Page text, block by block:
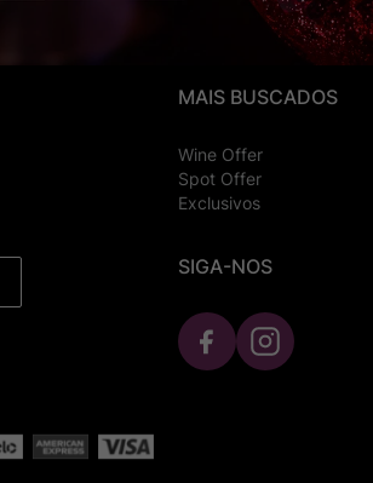
MAIS BUSCADOS
Wine Offer
Spot Offer
Exclusivos
SIGA-NOS